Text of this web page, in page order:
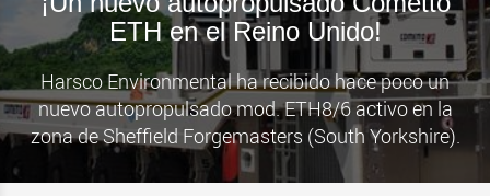
ETH en el Reino Unido!
Harsco Environmental ha recibido hace poco un
nuevo autopropulsado mod. ETH8/6 activo en la
zona de Sheffield Forgemasters (South Yorkshire).